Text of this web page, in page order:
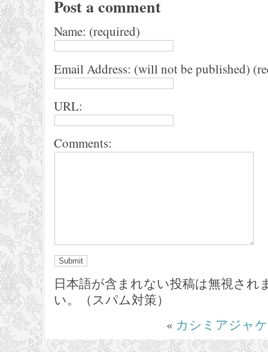
Post a comment
Name: (required)
Email Address: (will not be published)
URL:
Comments:
日本語が含まれない投稿は無視され
い。（スパム対策）
« カシミアジャ